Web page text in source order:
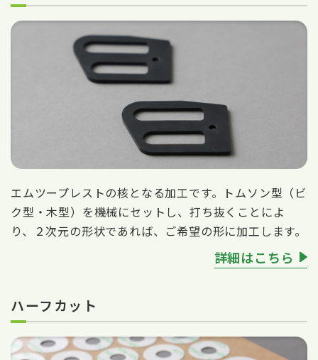
エムツープレストの核となる加工です。トムソン型（ビ
ク型・木型）を機械にセットし、打ち抜くことによ
り、２次元の形状であれば、ご希望の形に加工します。
詳細はこちら
ハーフカット